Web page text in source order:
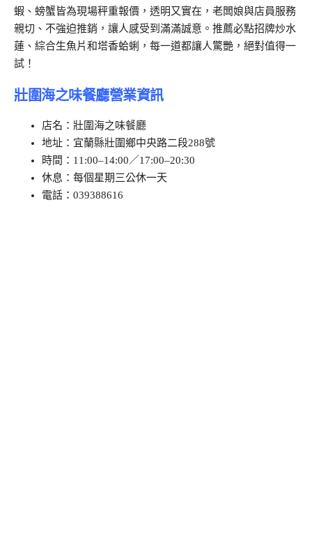
蝦、螃蟹皆為現場秤重報價，透明又實在，老闆娘與店員服務
親切、不強迫推銷，讓人感受到滿滿誠意。推薦必點招牌炒水
蓮、綜合生魚片和塔香蛤蜊，每一道都讓人驚艷，絕對值得一
試！
壯圍海之味餐廳營業資訊
店名：壯圍海之味餐廳
地址：宜蘭縣壯圍鄉中央路二段288號
時間：11:00–14:00／17:00–20:30
休息：每個星期三公休一天
電話：039388616